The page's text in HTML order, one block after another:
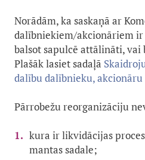
Norādām, ka saskaņā ar
dalībniekiem/akcionāriem
balsot sapulcē attālināti, vai
Plašāk lasiet sadaļā
dalību dalībnieku,
Pārrobežu reorganizāciju
kura ir likvidācijas
mantas sadale;